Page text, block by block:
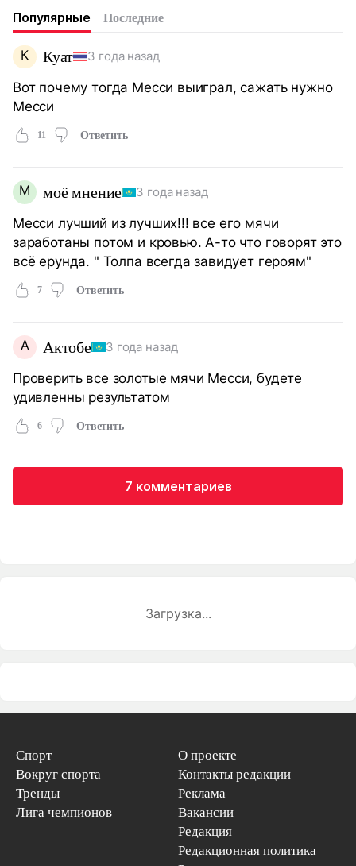
Популярные Последние
К Куат 3 года назад
Вот почему тогда Месси выиграл, сажать нужно
Месси
11 Ответить
М моё мнение 3 года назад
Месси лучший из лучших!!! все его мячи
заработаны потом и кровью. А-то что говорят это
всё ерунда. " Толпа всегда завидует героям"
7 Ответить
А Актобе 3 года назад
Проверить все золотые мячи Месси, будете
удивленны результатом
6 Ответить
7 комментариев
Загрузка...
Спорт
Вокруг спорта
Тренды
Лига чемпионов
О проекте
Контакты редакции
Реклама
Вакансии
Редакция
Редакционная политика